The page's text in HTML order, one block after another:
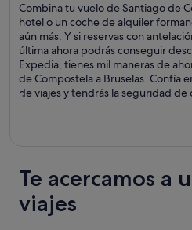
Combina tu vuelo de Santiago de
hotel o un coche de alquiler
aún más. Y si reservas con
última ahora podrás conseguir
Expedia, tienes mil maneras de
de Compostela a Bruselas. Confía
de viajes y tendrás la seguridad
Te acercamos a
viajes